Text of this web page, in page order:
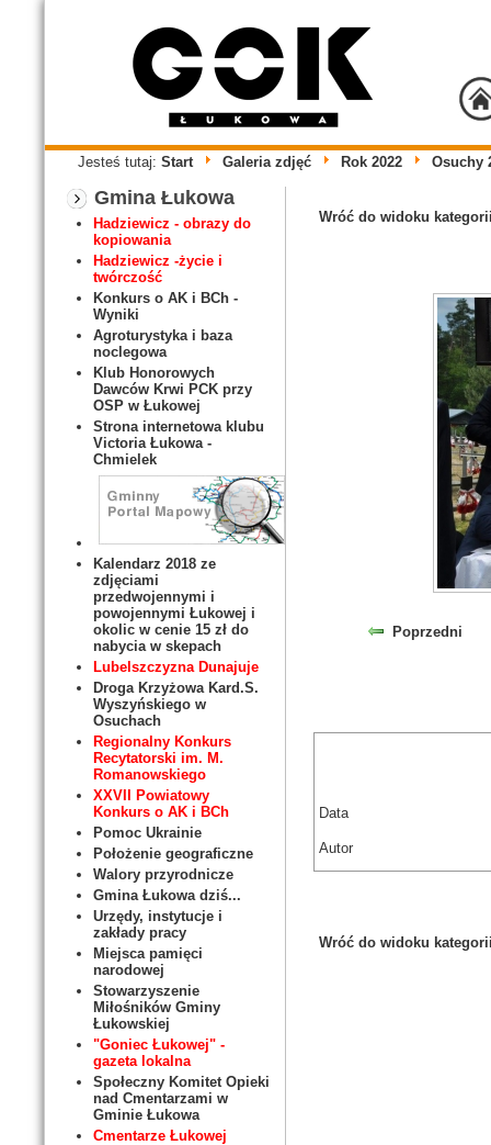
Jesteś tutaj: Start Galeria zdjęć Rok 2022 Osuchy
Gmina Łukowa
Hadziewicz - obrazy do
kopiowania
Hadziewicz -życie i
twórczość
Konkurs o AK i BCh -
Wyniki
Agroturystyka i baza
noclegowa
Klub Honorowych
Dawców Krwi PCK przy
OSP w Łukowej
Strona internetowa klubu
Victoria Łukowa -
Chmielek
Kalendarz 2018 ze
zdjęciami
przedwojennymi i
powojennymi Łukowej i
okolic w cenie 15 zł do
nabycia w skepach
Lubelszczyzna Dunajuje
Droga Krzyżowa Kard.S.
Wyszyńskiego w
Osuchach
Regionalny Konkurs
Recytatorski im. M.
Romanowskiego
XXVII Powiatowy
Konkurs o AK i BCh
Pomoc Ukrainie
Położenie geograficzne
Walory przyrodnicze
Gmina Łukowa dziś...
Urzędy, instytucje i
zakłady pracy
Miejsca pamięci
narodowej
Stowarzyszenie
Miłośników Gminy
Łukowskiej
"Goniec Łukowej" -
gazeta lokalna
Społeczny Komitet Opieki
nad Cmentarzami w
Gminie Łukowa
Cmentarze Łukowej
Wróć do widoku
Poprzedni
Data
Autor
Wróć do widoku